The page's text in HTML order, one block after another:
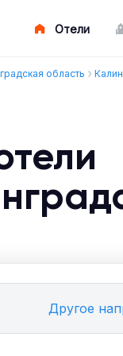
Отели
область
Другое